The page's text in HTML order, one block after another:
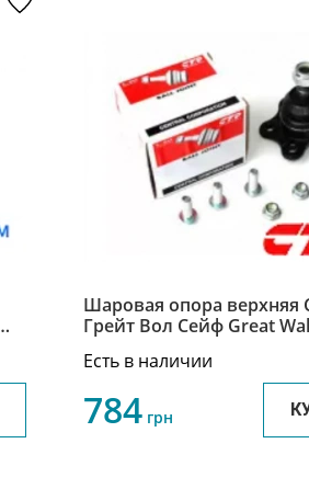
Шаровая опора верхняя
Грейт Вол Сейф Great
Есть в наличии
784 грн